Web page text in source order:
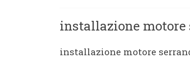
installazione
installazione motore